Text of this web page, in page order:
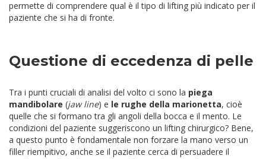
permette di comprendere qual è il tipo di lifting più indicato per il
paziente che si ha di fronte.
Questione di eccedenza di pelle
Tra i punti cruciali di analisi del volto ci sono la piega
mandibolare (jaw line) e le rughe della marionetta, cioè
quelle che si formano tra gli angoli della bocca e il mento. Le
condizioni del paziente suggeriscono un lifting chirurgico? Bene,
a questo punto è fondamentale non forzare la mano verso un
filler riempitivo, anche se il paziente cerca di persuadere il